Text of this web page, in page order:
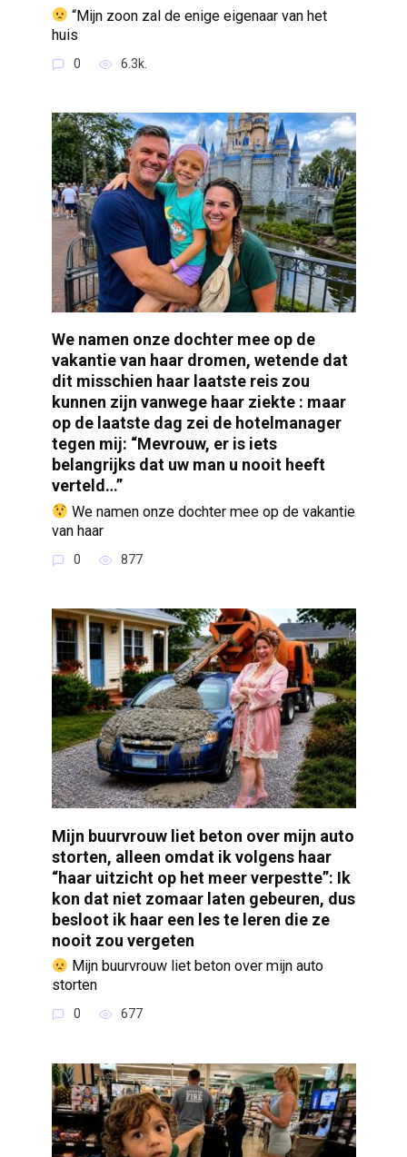
“Mijn zoon zal de enige eigenaar van het
huis
0 6.3k.
We namen onze dochter mee op de
vakantie van haar dromen, wetende dat
dit misschien haar laatste reis zou
kunnen zijn vanwege haar ziekte : maar
op de laatste dag zei de hotelmanager
tegen mij: “Mevrouw, er is iets
belangrijks dat uw man u nooit heeft
verteld…”
We namen onze dochter mee op de vakantie
van haar
0 877
Mijn buurvrouw liet beton over mijn auto
storten, alleen omdat ik volgens haar
“haar uitzicht op het meer verpestte”: Ik
kon dat niet zomaar laten gebeuren, dus
besloot ik haar een les te leren die ze
nooit zou vergeten
Mijn buurvrouw liet beton over mijn auto
storten
0 677